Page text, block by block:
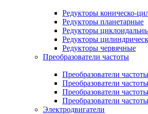
Редукторы коническо-
Редукторы планетарные
Редукторы
Редукторы
Редукторы червячные
Преобразователи частоты
Преобразователи
Преобразователи
Преобразователи
Преобразователи
Электродвигатели